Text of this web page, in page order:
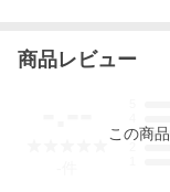
商品レビュー
3
この商品